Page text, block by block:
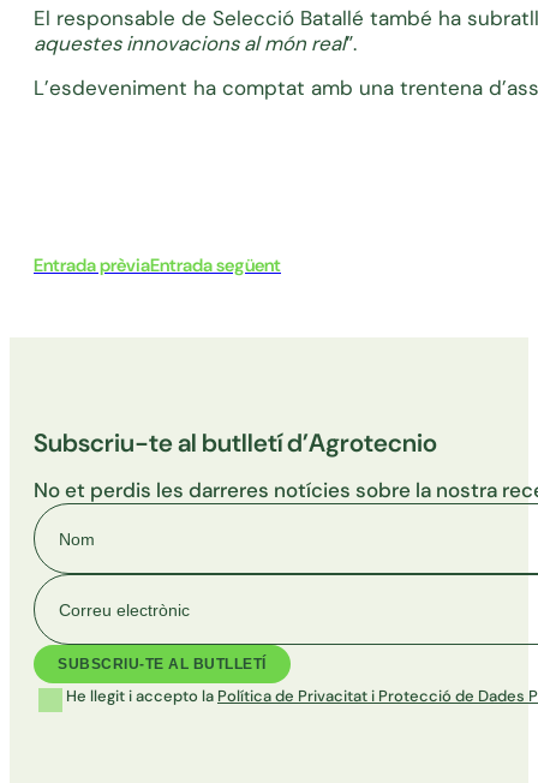
El responsable de Selecció Batallé també ha
aquestes innovacions al món real”.
L’esdeveniment ha comptat amb una trentena
Entrada prèviaEntrada següent
Subscriu-te al butlletí d’Agrotecnio
No et perdis les darreres notícies sobre la nostra
Nom
Correu electrònic
He llegit i accepto la Política de Privacitat i Protecció de Dades